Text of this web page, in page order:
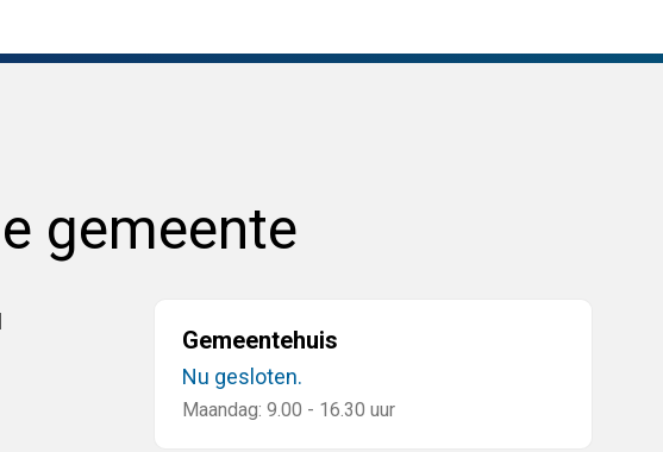
gemeente
Gemeentehuis
Nu gesloten.
Maandag: 9.00 - 16.30 uur